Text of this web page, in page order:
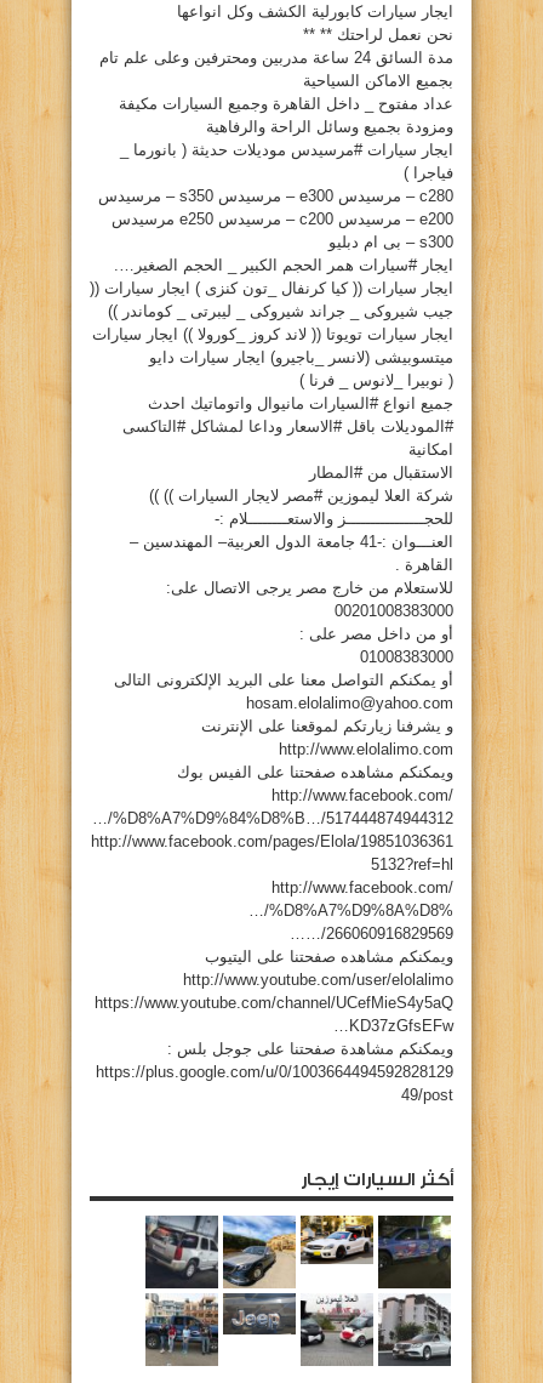
ايجار سيارات كابورلية الكشف وكل انواعها
نحن نعمل لراحتك ** **
مدة السائق 24 ساعة مدربين ومحترفين وعلى علم تام
بجميع الاماكن السياحية
عداد مفتوح _ داخل القاهرة وجميع السيارات مكيفة
ومزودة بجميع وسائل الراحة والرفاهية
ايجار سيارات #مرسيدس موديلات حديثة ( بانورما _
فياجرا )
c280 – مرسيدس e300 – مرسيدس s350 – مرسيدس
e200 – مرسيدس c200 – مرسيدس e250 مرسيدس
s300 – بى ام دبليو
ايجار #سيارات همر الحجم الكبير _ الحجم الصغير….
ايجار سيارات (( كيا كرنفال _تون كنزى ) ايجار سيارات ((
جيب شيروكى _ جراند شيروكى _ ليبرتى _ كوماندر ))
ايجار سيارات تويوتا (( لاند كروز _كورولا )) ايجار سيارات
ميتسوبيشى (لانسر _باجيرو) ايجار سيارات دايو
( نوبيرا _لانوس _ فرنا )
جميع انواع #السيارات مانيوال واتوماتيك احدث
#الموديلات باقل #الاسعار وداعا لمشاكل #التاكسى
امكانية
الاستقبال من #المطار
شركة العلا ليموزين #مصر لايجار السيارات )) ))
للحجــــــــــــــــز والاستعــــــــلام :-
العنـــوان :-41 جامعة الدول العربية– المهندسين –
القاهرة .
للاستعلام من خارج مصر يرجى الاتصال على:
00201008383000
أو من داخل مصر على :
01008383000
أو يمكنكم التواصل معنا على البريد الإلكترونى التالى
hosam.elolalimo@yahoo.com
و يشرفنا زيارتكم لموقعنا على الإنترنت
http://www.elolalimo.com
ويمكنكم مشاهده صفحتنا على الفيس بوك
http://www.facebook.com/
…/%D8%A7%D9%84%D8%B…/517444874944312
http://www.facebook.com/pages/Elola/19851036361
5132?ref=hl
http://www.facebook.com/
…/%D8%A7%D9%8A%D8%
…/266060916829569…
ويمكنكم مشاهده صفحتنا على اليتيوب
http://www.youtube.com/user/elolalimo
https://www.youtube.com/channel/UCefMieS4y5aQ
KD37zGfsEFw…
ويمكنكم مشاهدة صفحتنا على جوجل بلس :
https://plus.google.com/u/0/1003664494592828129
49/post
أكثر السيارات إيجار